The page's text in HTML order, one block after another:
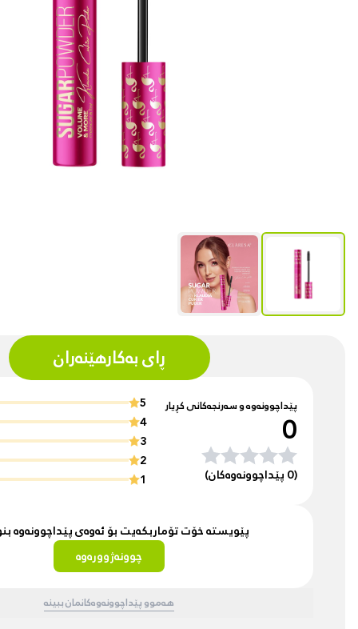
ڕای بەکارهێنەران
پێداچوونەوە و سەرنجەکانی کڕیار
0
(0 پێداچوونەوەکان)
5
4
3
2
1
پێویستە خۆت تۆماربکەیت بۆ ئەوەی پێداچوونەوە
چوونەژوورەوە
هەموو پێداچوونەوەکانمان ببینە